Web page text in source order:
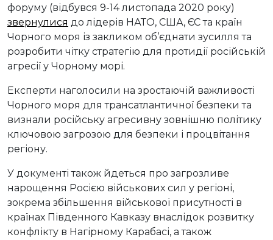
форуму (відбувся 9-14 листопада 2020 року)
звернулися до лідерів НАТО, США, ЄС та країн
Чорного моря із закликом об’єднати зусилля та
розробити чітку стратегію для протидії російській
агресії у Чорному морі.
Експерти наголосили на зростаючій важливості
Чорного моря для трансатлантичної безпеки та
визнали російську агресивну зовнішню політику
ключовою загрозою для безпеки і процвітання
регіону.
У документі також йдеться про загрозливе
нарощення Росією військових сил у регіоні,
зокрема збільшення військової присутності в
країнах Південного Кавказу внаслідок розвитку
конфлікту в Нагірному Карабасі, а також